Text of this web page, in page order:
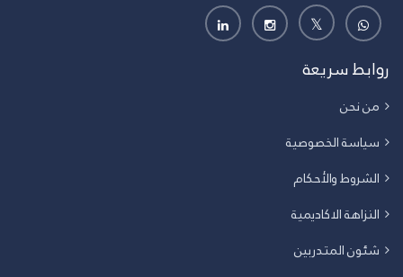
روابط سريعة
من نحن
سياسة الخصوصية
الشروط والأحكام
النزاهة الاكاديمية
شئون المتدربين